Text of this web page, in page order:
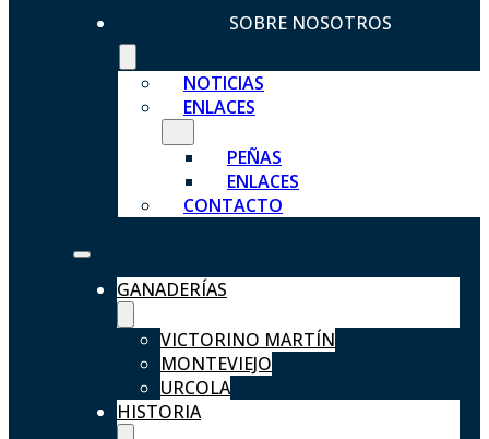
SOBRE NOSOTROS
NOTICIAS
ENLACES
PEÑAS
ENLACES
CONTACTO
GANADERÍAS
VICTORINO MARTÍN
MONTEVIEJO
URCOLA
HISTORIA